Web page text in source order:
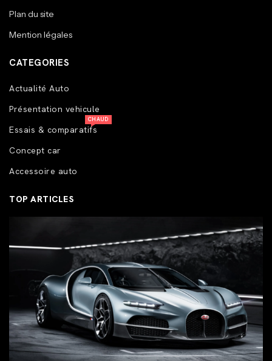
Plan du site
Mention légales
CATEGORIES
Actualité Auto
Présentation vehicule
Essais & comparatifs
CHAUD
Concept car
Accessoire auto
TOP ARTICLES